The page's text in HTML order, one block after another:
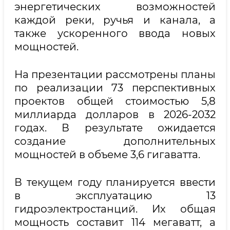
энергетических возможностей
каждой реки, ручья и канала, а
также ускоренного ввода новых
мощностей.
На презентации рассмотрены планы
по реализации 73 перспективных
проектов общей стоимостью 5,8
миллиарда долларов в 2026-2032
годах. В результате ожидается
создание дополнительных
мощностей в объеме 3,6 гигаватта.
В текущем году планируется ввести
в эксплуатацию 13
гидроэлектростанций. Их общая
мощность составит 114 мегаватт, а